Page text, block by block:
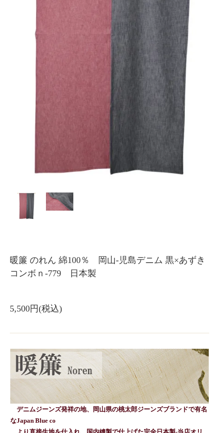
暖簾 のれん 綿100％ 岡山-児島デニム 黒×あずき
コンボｎ-779 日本製
5,500円(税込)
デニムジーンズ発祥の地、岡山県の桃太郎ジーンズブランドで有名
なJapan Blue co